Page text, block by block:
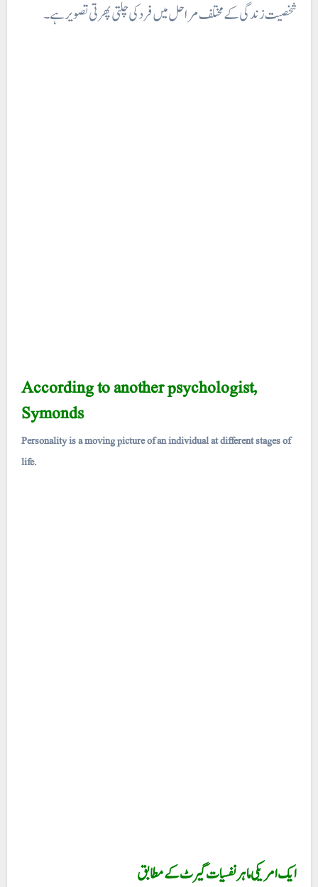
شخصیت زندگی کے مختلف مراحل میں فرد کی چلتی پھرتی تصویر ہے۔
According to another psychologist,
Symonds
Personality is a moving picture of an individual at different stages of
life.
ایک امریکی ماہر نفسیات گیرٹ کے مطابق